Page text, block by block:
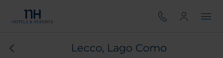
Lecco, Lago Como